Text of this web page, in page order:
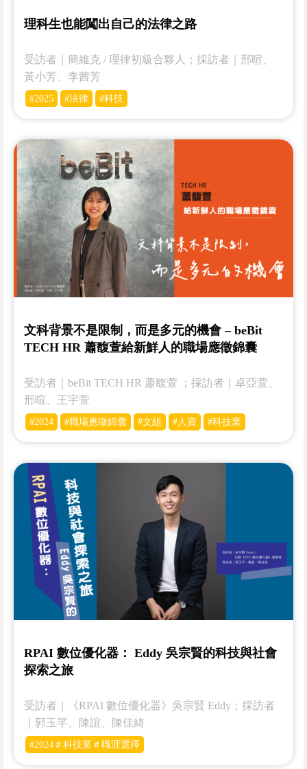
理科生也能闖出自己的法律之路
受訪者｜簡維克 / 理律初級合夥人；採訪者｜邢暄、
黃小芳、李茜芳
#2025 #法律 #科技
文科背景不是限制，而是多元的機會 – beBit
TECH HR 蕭馥萱給新鮮人的職場應徵錦囊
受訪者｜beBit TECH HR 蕭馥萱 ；採訪者｜卓亞萱、
邢暄、王宇萱
#2024 #職場應徵錦囊 #文組 #人資 #科技業
RPAI 數位優化器： Eddy 吳宗賢的科技與社會
探索之旅
受訪者｜《RPAI 數位優化器》吳宗賢 Eddy；採訪者
｜郭玉芊、陳誼、陳佳綺
#2024＃科技業＃職涯選擇